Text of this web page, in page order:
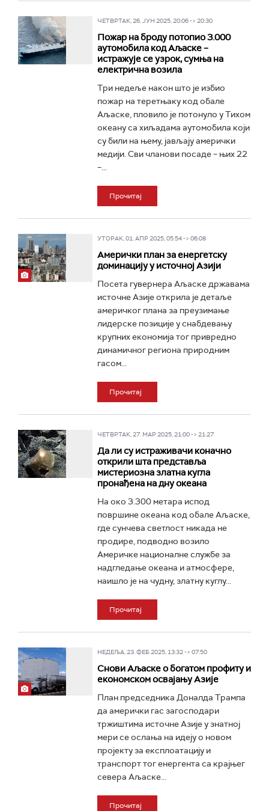
ЧЕТВРТАК, 26. ЈУН 2025, 20:06 -> 20:30
Пожар на броду потопио 3.000
аутомобила код Аљаске –
истражује се узрок, сумња на
електрична возила
Три недеље након што је избио
пожар на теретњаку код обале
Аљаске, пловило је потонуло у Тихом
океану са хиљадама аутомобила који
су били на њему, јављају амерички
медији. Сви чланови посаде – њих 22
–...
Прочитај
УТОРАК, 01. АПР 2025, 05:54 -> 06:08
Амерички план за енергетску
доминацију у источној Азији
Посета гувернера Аљаске државама
источне Азије открила је детаље
америчког плана за преузимање
лидерске позиције у снабдевању
крупних економија тог привредно
динамичног региона природним
гасом...
Прочитај
ЧЕТВРТАК, 27. МАР 2025, 21:00 -> 21:27
Да ли су истраживачи коначно
открили шта представља
мистериозна златна кугла
пронађена на дну океана
На око 3.300 метара испод
површине океана код обале Аљаске,
где сунчева светлост никада не
продире, подводно возило
Америчке националне службе за
надгледање океана и атмосфере,
наишло је на чудну, златну куглу...
Прочитај
НЕДЕЉА, 23. ФЕБ 2025, 13:32 -> 07:50
Снови Аљаске о богатом профиту и
економском освајању Азије
План председника Доналда Трампа
да амерички гас загосподари
тржиштима источне Азије у знатној
мери се ослања на идеју о новом
пројекту за експлоатацију и
транспорт тог енергента са крајњег
севера Аљаске...
Прочитај